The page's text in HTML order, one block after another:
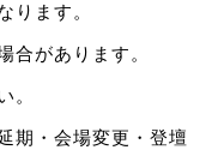
ります。
合があります。
。
期・会場変更・登壇